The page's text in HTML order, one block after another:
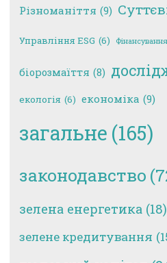
Різноманіття (9)
Управління ESG (6) Фінансування
біорозмаїття (8)
екологія (6) економіка (9)
загальне (165)
законодавство
зелена енергетика (18)
зелене кредитування